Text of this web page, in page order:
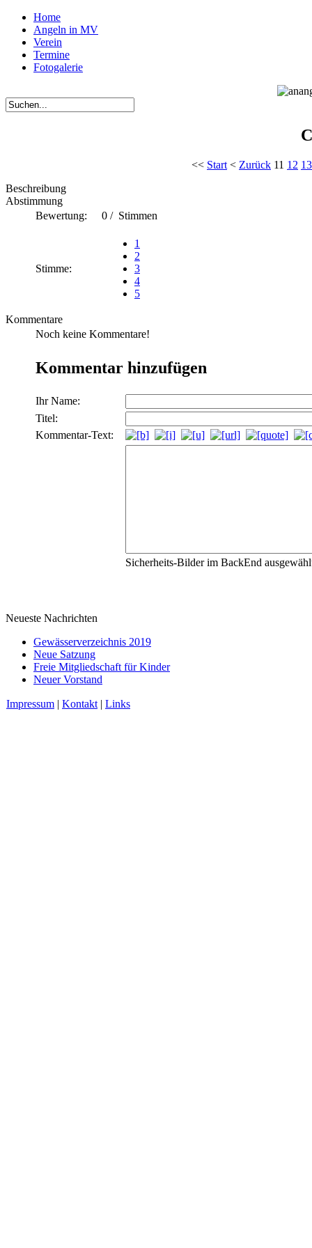
Home
Angeln in MV
Verein
Termine
Fotogalerie
<< Start < Zurück 11 12 13
Beschreibung
Abstimmung
Bewertung:
0 / Stimmen
Stimme:
1
2
3
4
5
Kommentare
Noch keine Kommentare!
Kommentar hinzufügen
Ihr Name:
Titel:
Kommentar-Text:
Sicherheits-Bilder im BackEnd
Neueste Nachrichten
Gewässerverzeichnis 2019
Neue Satzung
Freie Mitgliedschaft für Kinder
Neuer Vorstand
Impressum | Kontakt | Links